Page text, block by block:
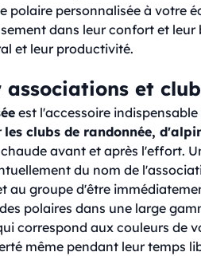
polaire personnalisée à votre
dans leur confort et
et leur productivité.
associations et
est l'accessoire
les clubs de randonnée,
avant et après l'effort.
du nom de
au groupe d'être
polaires dans une large
correspond aux couleurs de
même pendant leur temps